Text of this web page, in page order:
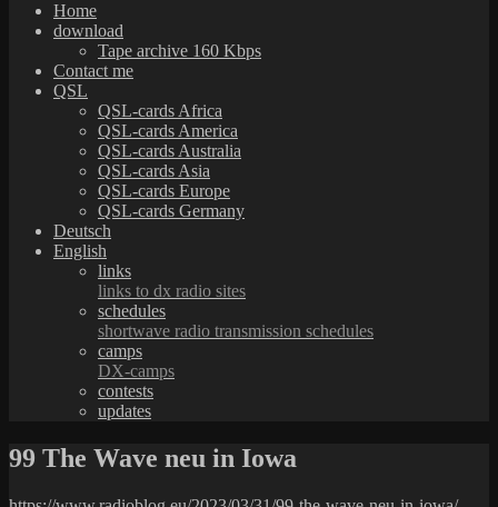
Home
download
Tape archive 160 Kbps
Contact me
QSL
QSL-cards Africa
QSL-cards America
QSL-cards Australia
QSL-cards Asia
QSL-cards Europe
QSL-cards Germany
Deutsch
English
links
links to dx radio sites
schedules
shortwave radio transmission schedules
camps
DX-camps
contests
updates
99 The Wave neu in Iowa